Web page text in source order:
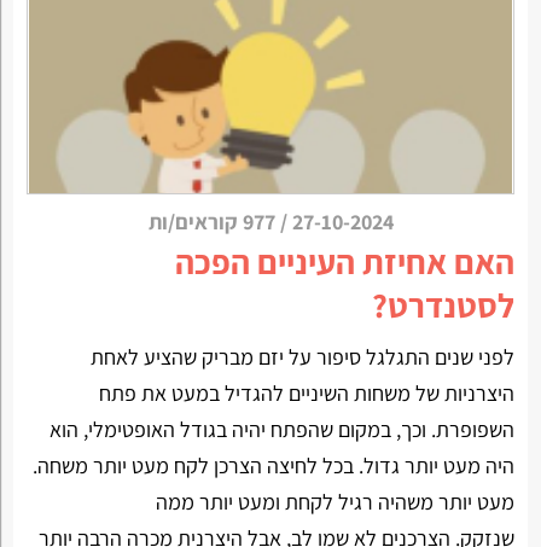
27-10-2024
/977 קוראים/ות
האם אחיזת העיניים הפכה
לסטנדרט?
לפני שנים התגלגל סיפור על יזם מבריק שהציע לאחת
היצרניות של משחות השיניים להגדיל במעט את פתח
השפופרת. וכך, במקום שהפתח יהיה בגודל האופטימלי, הוא
היה מעט יותר גדול. בכל לחיצה הצרכן לקח מעט יותר משחה.
מעט יותר משהיה רגיל לקחת ומעט יותר ממה
שנזקק. הצרכנים לא שמו לב, אבל היצרנית מכרה הרבה יותר